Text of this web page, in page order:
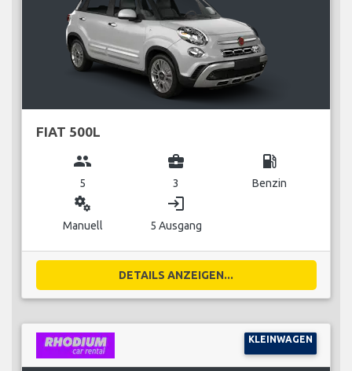
FIAT 500L
group
5
business_center
3
local_gas_station
Benzin
miscellaneous_services
Manuell
login
5 Ausgang
DETAILS ANZEIGEN...
KLEINWAGEN